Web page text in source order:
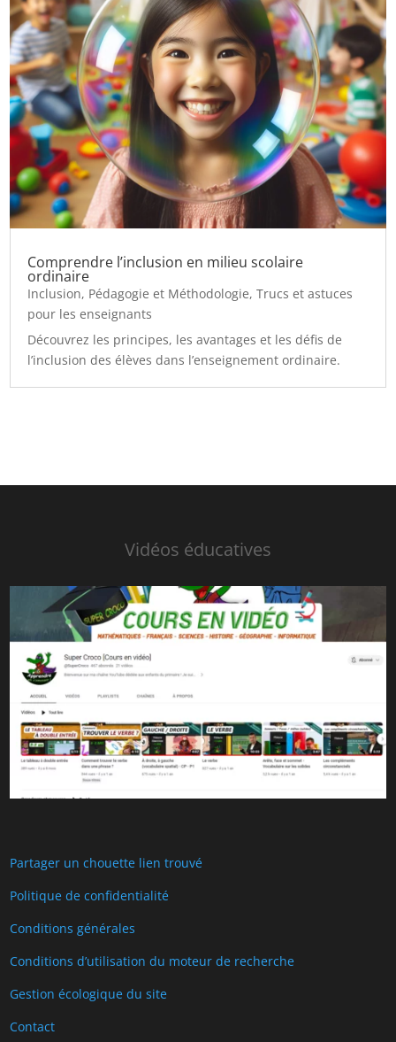
Comprendre l’inclusion en milieu scolaire
ordinaire
Inclusion, Pédagogie et Méthodologie,Trucs et astuces
pour les enseignants
Découvrez les principes, les avantages et les défis de
l’inclusion des élèves dans l’enseignement ordinaire.
Vidéos éducatives
Partager un chouette lien trouvé
Politique de confidentialité
Conditions générales
Conditions d’utilisation du moteur de recherche
Gestion écologique du site
Contact